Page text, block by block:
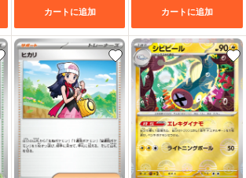
カートに追加 カートに追加